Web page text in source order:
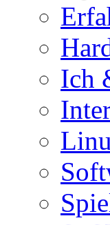
Ich